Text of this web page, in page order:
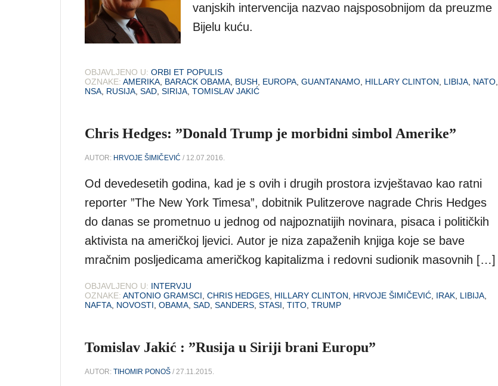
vanjskih intervencija nazvao najsposobnijom da preuzme
Bijelu kuću.
OBJAVLJENO U: ORBI ET POPULIS
OZNAKE: AMERIKA, BARACK OBAMA, BUSH, EUROPA, GUANTANAMO, HILLARY CLINTON, LIBIJA, NATO,
NSA, RUSIJA, SAD, SIRIJA, TOMISLAV JAKIĆ
Chris Hedges: ”Donald Trump je morbidni simbol Amerike”
AUTOR: HRVOJE ŠIMIČEVIĆ / 12.07.2016.
Od devedesetih godina, kad je s ovih i drugih prostora izvještavao kao ratni
reporter ”The New York Timesa”, dobitnik Pulitzerove nagrade Chris Hedges
do danas se prometnuo u jednog od najpoznatijih novinara, pisaca i političkih
aktivista na američkoj ljevici. Autor je niza zapaženih knjiga koje se bave
mračnim posljedicama američkog kapitalizma i redovni sudionik masovnih […]
OBJAVLJENO U: INTERVJU
OZNAKE: ANTONIO GRAMSCI CHRIS HEDGES HILLARY CLINTON HRVOJE ŠIMIČEVIĆ IRAK LIBIJA
NAFTA NOVOSTI OBAMA SAD SANDERS STASI TITO TRUMP
Tomislav Jakić : ”Rusija u Siriji brani Europu”
AUTOR: TIHOMIR PONOŠ / 27.11.2015.